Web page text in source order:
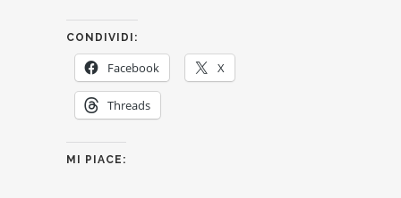
CONDIVIDI:
Facebook X
Threads
MI PIACE: